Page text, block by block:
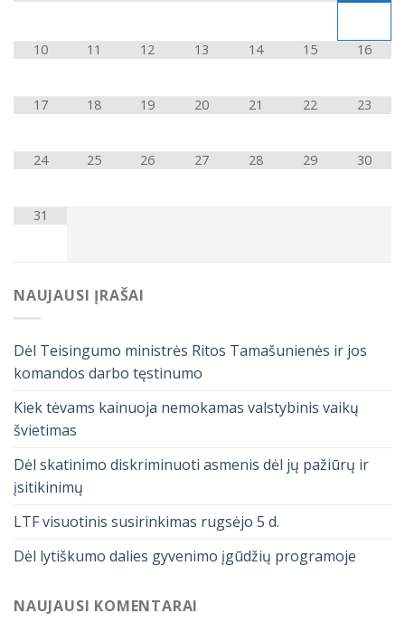
10 11 12 13 14 15 16
17 18 19 20 21 22 23
24 25 26 27 28 29 30
31
NAUJAUSI ĮRAŠAI
Dėl Teisingumo ministrės Ritos Tamašunienės ir jos
komandos darbo tęstinumo
Kiek tėvams kainuoja nemokamas valstybinis vaikų
švietimas
Dėl skatinimo diskriminuoti asmenis dėl jų pažiūrų ir
įsitikinimų
LTF visuotinis susirinkimas rugsėjo 5 d.
Dėl lytiškumo dalies gyvenimo įgūdžių programoje
NAUJAUSI KOMENTARAI